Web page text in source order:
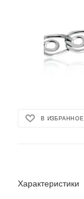
В ИЗБРАННОЕ
Характеристики